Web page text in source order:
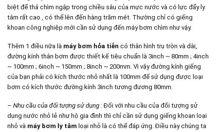
biệt để thả chìm ngập trong chiều sâu của mực nước và có lực đẩy ly
tâm rất cao , có thể lên đến hàng trăm mét. Thường chỉ có giếng
khoan công nghiệp mới cần sử dụng đến máy bơm chìm như vậy.
Thêm 1 điều nữa là máy bơm hỏa tiễn có thân hình trụ tròn và dài,
đường kính thân bơm được thiết kế tiêu chuẩn là 3inch ~ 80mm ; 4inch
~ 100mm ; 6inch ~ 150mm ; 8inch ~ 200mm. Vì vậy đường kính giếng
của bạn phải có kích thước nhỏ nhất là 100mm để sử dụng được loại
bơm có kích thước đường kính 3inch tương đương 80mm.
– Nhu cầu của đối tượng sử dụng : Đối với nhu cầu của đối tượng sử
dụng nước nhỏ lẻ như hộ gia đình thì chỉ cần sử dụng giếng khoan loại
nhỏ và máy bơm ly tâm loại nhỏ là có thể đáp ứng. Điều này chúng ta